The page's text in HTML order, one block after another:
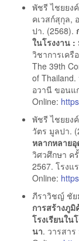
พัชรี ไชยยง
คเวสก์สุกุล,
ปา. (2568).
ในโรงงาน :
วิชาการเครื
The 39th
of
อวานี ขอนแ
Online:
พัชรี ไชยยง
วัตร มูลปา.
หลากหลาย
วิศวศึกษา ค
2567. โรงแ
Online:
ภีราวิชญ์ ชัย
การสร้างภู
โรงเรียนใน
นา. วารสา